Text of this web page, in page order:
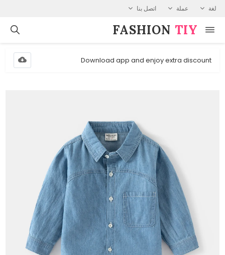
لغة عملة اتصل بنا
FASHION⁠ TIY
Download app and enjoy extra discount